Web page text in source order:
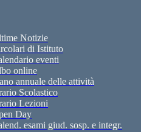
Notizie
di Istituto
eventi
online
annuale delle attività
Scolastico
Lezioni
Day
esami giud. sosp. e integr.